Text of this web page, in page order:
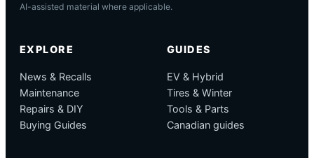
AI-assisted material where applicable.
EXPLORE
News & Recalls
Maintenance
Repairs & DIY
Buying Guides
GUIDES
EV & Hybrid
Tires & Winter
Tools & Parts
Canadian guides